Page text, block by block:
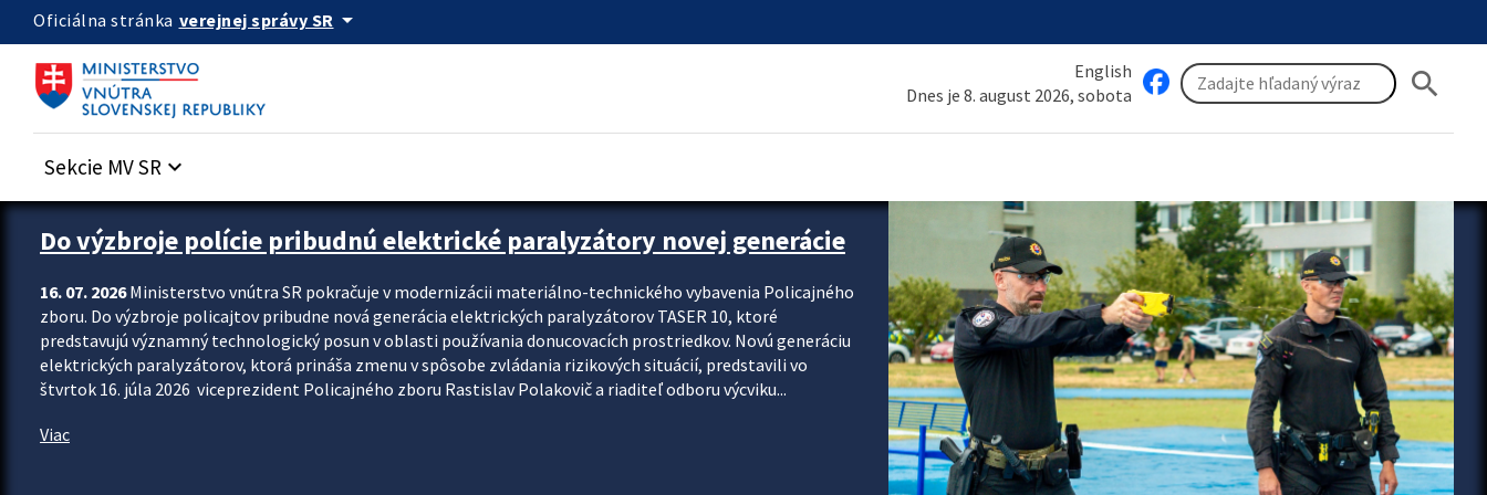
Preskocit na hlavný obsah
Oficiálna stránka verejnej správy SR arrow_drop_down
English
Dnes je 8. august 2026, sobota
search
Sekcie MV SR keyboard_arrow_down
Zastavit automatický posun upútavok
Do výzbroje polície pribudnú elektrické paralyzátory novej generácie
16. 07. 2026Ministerstvo vnútra SR pokračuje v modernizácii materiálno-technického vybavenia Policajného
zboru. Do výzbroje policajtov pribudne nová generácia elektrických paralyzátorov TASER 10, ktoré
predstavujú významný technologický posun v oblasti používania donucovacích prostriedkov. Novú generáciu
elektrických paralyzátorov, ktorá prináša zmenu v spôsobe zvládania rizikových situácií, predstavili vo
štvrtok 16. júla 2026 viceprezident Policajného zboru Rastislav Polakovič a riaditeľ odboru výcviku...
Viac